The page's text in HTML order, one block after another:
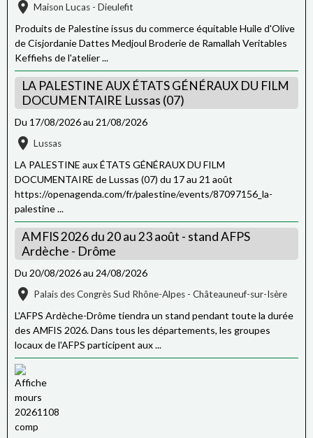
Maison Lucas - Dieulefit
Produits de Palestine issus du commerce équitable Huile d'Olive
de Cisjordanie Dattes Medjoul Broderie de Ramallah Veritables
Keffiehs de l'atelier ...
LA PALESTINE AUX ÉTATS GÉNÉRAUX DU FILM
DOCUMENTAIRE Lussas (07)
Du 17/08/2026au 21/08/2026
Lussas
LA PALESTINE aux ÉTATS GÉNÉRAUX DU FILM
DOCUMENTAIRE de Lussas (07) du 17 au 21 août
https://openagenda.com/fr/palestine/events/87097156_la-
palestine ...
AMFIS 2026 du 20 au 23 août - stand AFPS
Ardèche - Drôme
Du 20/08/2026au 24/08/2026
Palais des Congrès Sud Rhône-Alpes - Châteauneuf-sur-Isère
L'AFPS Ardèche-Drôme tiendra un stand pendant toute la durée
des AMFIS 2026. Dans tous les départements, les groupes
locaux de l'AFPS participent aux ...